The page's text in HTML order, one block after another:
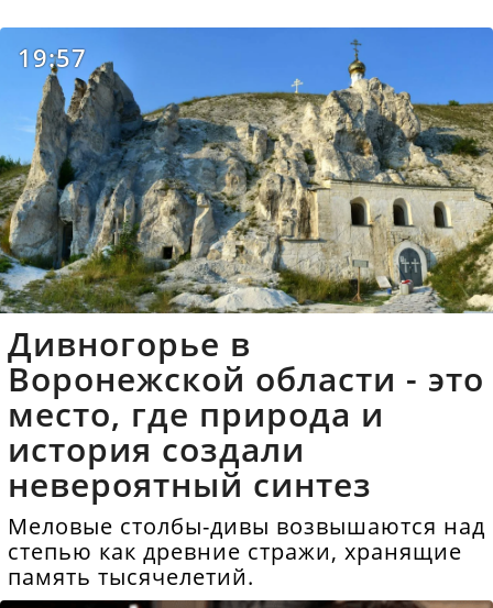
19:57
Дивногорье в
Воронежской области - это
место, где природа и
история создали
невероятный синтез
Меловые столбы-дивы возвышаются над
степью как древние стражи, хранящие
память тысячелетий.